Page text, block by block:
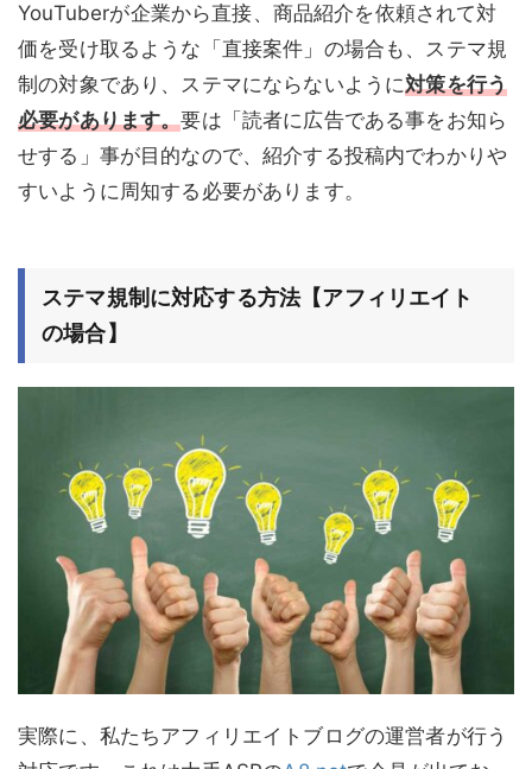
YouTuberが企業から直接、商品紹介を依頼されて対
価を受け取るような「直接案件」の場合も、ステマ規
制の対象であり、ステマにならないように対策を行う
必要があります。要は「読者に広告である事をお知ら
せする」事が目的なので、紹介する投稿内でわかりや
すいように周知する必要があります。
ステマ規制に対応する方法【アフィリエイト
の場合】
実際に、私たちアフィリエイトブログの運営者が行う